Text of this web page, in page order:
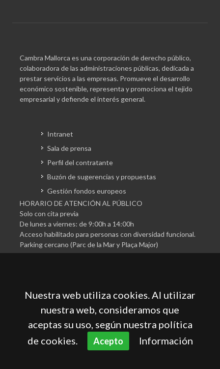
Cambra Mallorca es una corporación de derecho público,
colaboradora de las administraciones públicas, dedicada a
prestar servicios a las empresas. Promueve el desarrollo
económico sostenible, representa y promociona el tejido
empresarial y defiende el interés general.
Intranet
Sala de prensa
Perfil del contratante
Buzón de sugerencias y propuestas
Gestión fondos europeos
HORARIO DE ATENCIÓN AL PÚBLICO
Solo con cita previa
De lunes a viernes: de 9:00h a 14:00h
Acceso habilitado para personas con diversidad funcional.
Parking cercano (Parc de la Mar y Plaça Major)
Cámara Oficial de Comercio, Industria, Servicios y
Navegación de Mallorca
Política de privacidad
Nuestra web utiliza cookies. Al utilizar
nuestra web, consideramos que
aceptas su uso, según nuestra política
de cookies.
Acepto Información